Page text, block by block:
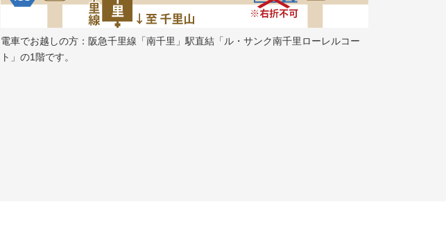
電車でお越しの方：阪急千里線「南千里」駅直結「ル・サンク南千里ローレルコー
ト」の1階です。